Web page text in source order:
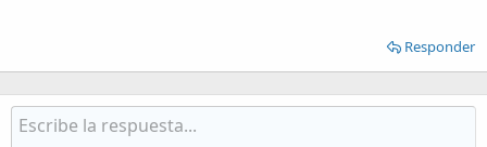
Responder